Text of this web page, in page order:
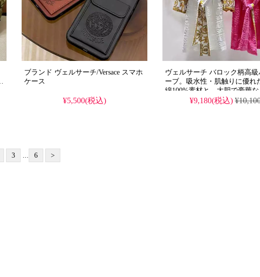
ブランド ヴェルサーチ/Versace スマホ
ケース
¥5,500(税込)
ヴェルサーチ バロック柄高
ーブ。吸水性・肌触りに優れ
綿100%素材と、大胆で豪華
ク柄が特徴。精巧なメダザ柄
¥9,180(税込)
3 ... 6 >